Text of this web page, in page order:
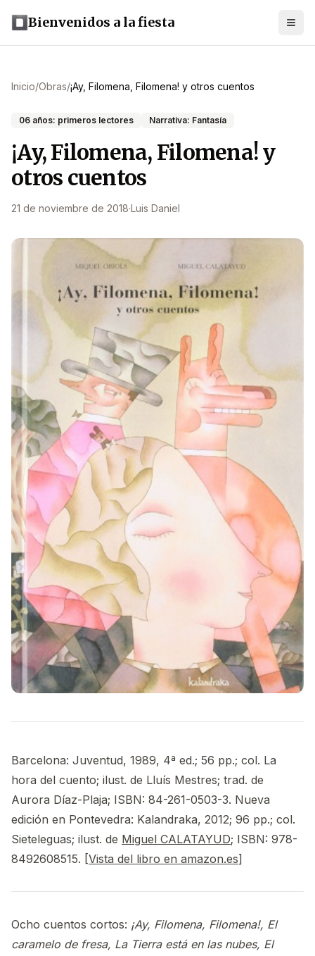
Bienvenidos a la fiesta
Inicio/Obras/¡Ay, Filomena, Filomena! y otros cuentos
06 años: primeros lectores Narrativa: Fantasía
¡Ay, Filomena, Filomena! y
otros cuentos
21 de noviembre de 2018·Luis Daniel
Barcelona: Juventud, 1989, 4ª ed.; 56 pp.; col. La
hora del cuento; ilust. de Lluís Mestres; trad. de
Aurora Díaz-Plaja; ISBN: 84-261-0503-3. Nueva
edición en Pontevedra: Kalandraka, 2012; 96 pp.; col.
Sieteleguas; ilust. de Miguel CALATAYUD; ISBN: 978-
8492608515. [Vista del libro en amazon.es]
Ocho cuentos cortos: ¡Ay, Filomena, Filomena!, El
caramelo de fresa, La Tierra está en las nubes, El